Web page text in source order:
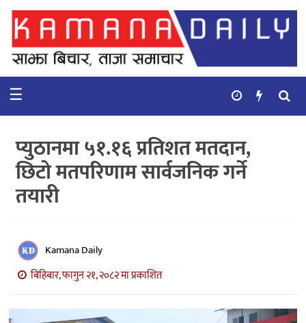
गृहपृष्ठ
समाचार
कुराकानी
अर्थ
र
भिडियो
सिफारिस
☰
प्युठानमा ५१.१६ प्रतिशत मतदान,
छिटो मतपरिणाम सार्वजनिक गर्ने
तयारी
Kamana Daily
बिहिबार, फागुन २१, २०८२ मा प्रकाशित